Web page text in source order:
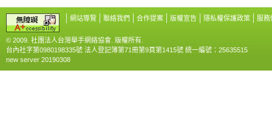
網站導覽 聯絡我們 合作提案 版權宣告 隱私權保護政策 服務
© 2009. 社團法人台灣舉手網絡協會. 版權所有.
台內社字第0980198335號 法人登記簿第71冊第9頁第1415號 統一編號：25635515
new server 20190308